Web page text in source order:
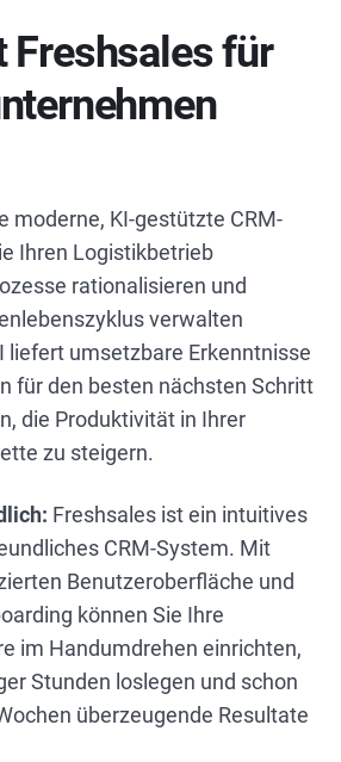
Freshsales für
moderne, KI-gestützte CRM-
Ihren Logistikbetrieb
rationalisieren und
verwalten
liefert umsetzbare Erkenntnisse
für den besten nächsten Schritt
die Produktivität in Ihrer
zu steigern.
Freshsales ist ein intuitives
CRM-System. Mit
Benutzeroberfläche und
können Sie Ihre
im Handumdrehen einrichten,
Stunden loslegen und schon
überzeugende Resultate